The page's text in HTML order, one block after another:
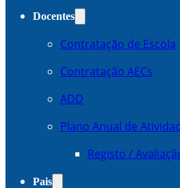
Docentes
Contratação de Escola
Contratação AECs
ADD
Plano Anual de
Registo /
Pais